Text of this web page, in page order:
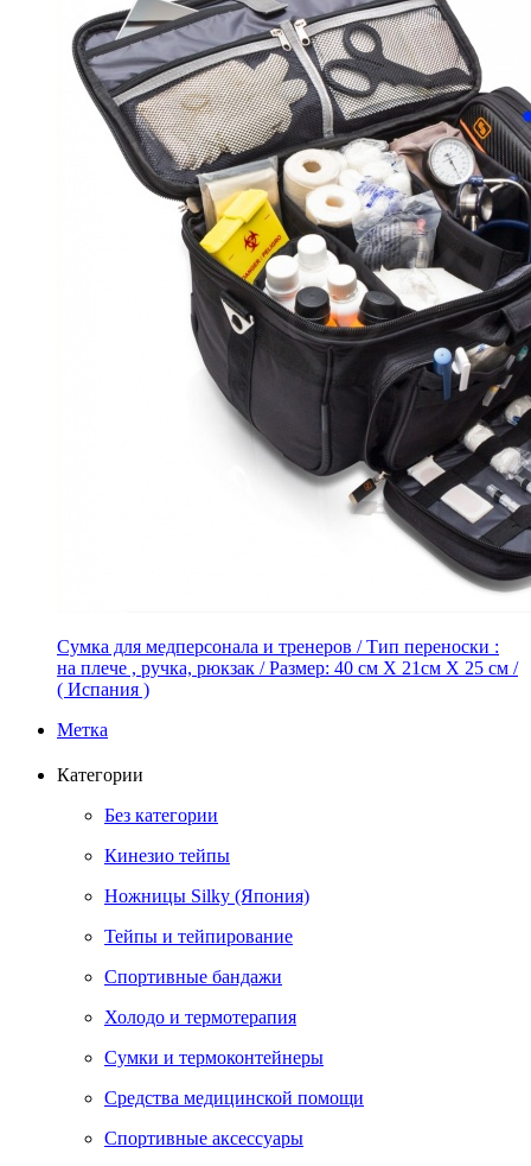
Сумка для медперсонала и тренеров / Тип переноски :
на плече , ручка, рюкзак / Размер: 40 см X 21см Х 25 см /
( Испания )
Метка
Категории
Без категории
Кинезио тейпы
Ножницы Silky (Япония)
Тейпы и тейпирование
Спортивные бандажи
Холодо и термотерапия
Сумки и термоконтейнеры
Средства медицинской помощи
Спортивные аксессуары